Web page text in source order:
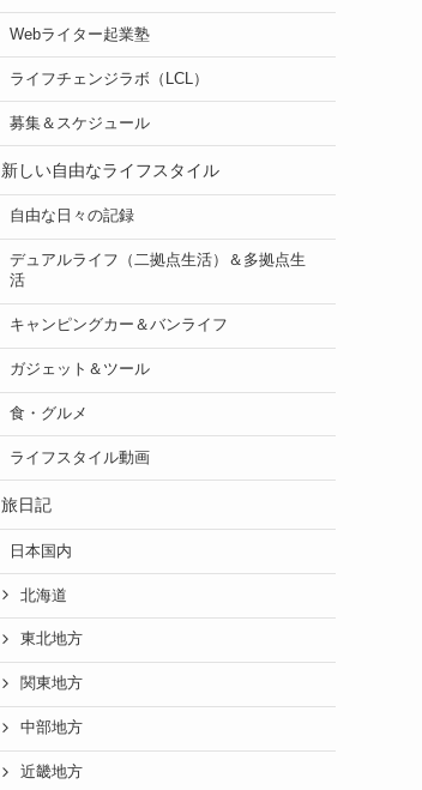
Webライター起業塾
ライフチェンジラボ（LCL）
募集＆スケジュール
新しい自由なライフスタイル
自由な日々の記録
デュアルライフ（二拠点生活）＆多拠点生
活
キャンピングカー＆バンライフ
ガジェット＆ツール
食・グルメ
ライフスタイル動画
旅日記
日本国内
北海道
東北地方
関東地方
中部地方
近畿地方